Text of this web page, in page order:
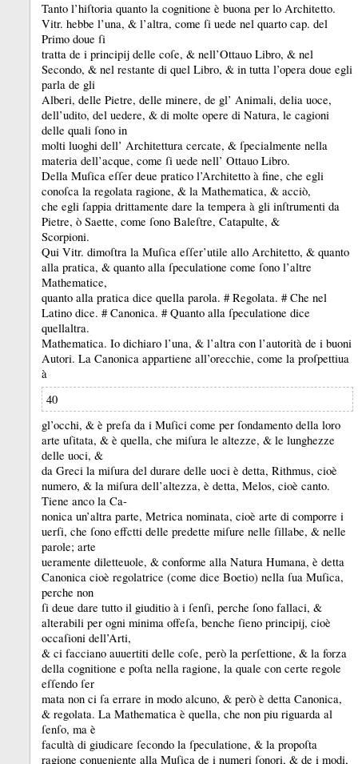
Tanto l’hiſtoria quanto la cognitione è buona per lo Architetto.
Vitr. hebbe l’una, & l’altra, come ſi uede nel quarto cap. del
Primo doue ſi
tratta de i principĳ delle coſe, & nell’Ottauo Libro, & nel
Secondo, & nel restante di quel Libro, & in tutta l’opera doue egli
parla de gli
Alberi, delle Pietre, delle minere, de gl’ Animali, delia uoce,
dell’udito, del uedere, & di molte opere di Natura, le cagioni
delle quali ſono in
molti luoghi dell’ Architettura cercate, & ſpecialmente nella
materia dell’acque, come ſi uede nell’ Ottauo Libro.
Della Muſica eſſer deue pratico l’Architetto à fine, che egli
conoſca la regolata ragione, & la Mathematica, & acciò,
che egli ſappia drittamente dare la tempera à gli inſtrumenti da
Pietre, ò Saette, come ſono Baleſtre, Catapulte, &
Scorpioni.
Qui Vitr. dimoſtra la Muſica eſſer’utile allo Architetto, & quanto
alla pratica, & quanto alla ſpeculatione come ſono l’altre
Mathematice,
quanto alla pratica dice quella parola. # Regolata. # Che nel
Latino dice. # Canonica. # Quanto alla ſpeculatione dice
quellaltra.
Mathematica. Io dichiaro l’una, & l’altra con l’autorità de i buoni
Autori. La Canonica appartiene all’orecchie, come la proſpettiua
à
40
gl’occhi, & è preſa da i Muſici come per ſondamento della loro
arte uſitata, & è quella, che miſura le altezze, & le lunghezze
delle uoci, &
da Greci la miſura del durare delle uoci è detta, Rithmus, cioè
numero, & la miſura dell’altezza, è detta, Melos, cioè canto.
Tiene anco la Ca-
nonica un’altra parte, Metrica nominata, cioè arte di comporre i
uerſi, che ſono effctti delle predette miſure nelle ſillabe, & nelle
parole; arte
ueramente diletteuole, & conforme alla Natura Humana, è detta
Canonica cioè regolatrice (come dice Boetio) nella ſua Muſica,
perche non
ſi deue dare tutto il giuditio à i ſenſi, perche ſono fallaci, &
alterabili per ogni minima offeſa, benche ſieno principĳ, cioè
occaſioni dell’Arti,
& ci facciano auuertiti delle coſe, però la perſettione, & la forza
della cognitione e poſta nella ragione, la quale con certe regole
eſſendo ſer
mata non ci ſa errare in modo alcuno, & però è detta Canonica,
& regolata. La Mathematica è quella, che non piu riguarda al
ſenſo, ma è
facultà di giudicare ſecondo la ſpeculatione, & la propoſta
ragione conueniente alla Muſica de i numeri ſonori, & de i modi,